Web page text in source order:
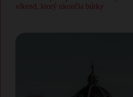
víkend, ktorý ukončia búrky